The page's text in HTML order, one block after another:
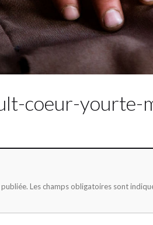
coeur-yourte-
Les champs obligatoires sont